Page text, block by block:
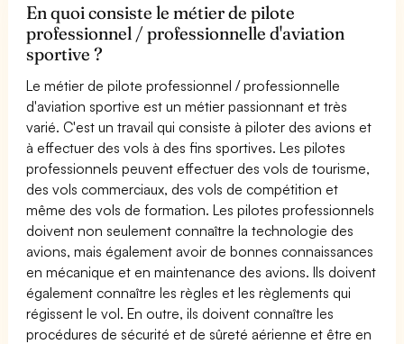
En quoi consiste le métier de pilote
professionnel / professionnelle d'aviation
sportive ?
Le métier de pilote professionnel / professionnelle
d'aviation sportive est un métier passionnant et très
varié. C'est un travail qui consiste à piloter des avions et
à effectuer des vols à des fins sportives. Les pilotes
professionnels peuvent effectuer des vols de tourisme,
des vols commerciaux, des vols de compétition et
même des vols de formation. Les pilotes professionnels
doivent non seulement connaître la technologie des
avions, mais également avoir de bonnes connaissances
en mécanique et en maintenance des avions. Ils doivent
également connaître les règles et les règlements qui
régissent le vol. En outre, ils doivent connaître les
procédures de sécurité et de sûreté aérienne et être en